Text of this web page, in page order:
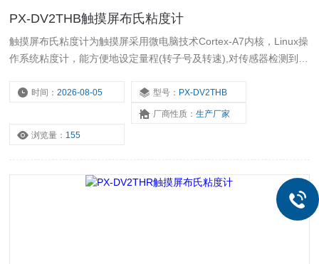
PX-DV2THB触摸屏布氏粘度计
触摸屏布氏粘度计为触摸屏采用微电脑技术Cortex-A7内核，Linux操
作系统粘度计，能方便地设定量程(转子号及转速),对传感器检测到的
号、转速、时间、剪切速率、剪切应力被测液体的粘度值，当前转速
下可测的最大粘度值，及其满量程百分比值等内容。
时间：2026-08-05 型号： PX-DV2THB
厂商性质： 生产厂家
浏览量： 155